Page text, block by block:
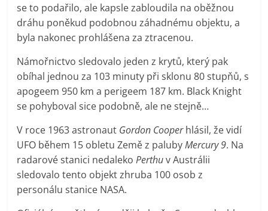
se to podařilo, ale kapsle zabloudila na oběžnou
dráhu poněkud podobnou záhadnému objektu, a
byla nakonec prohlášena za ztracenou.
Námořnictvo sledovalo jeden z krytů, který pak
obíhal jednou za 103 minuty při sklonu 80 stupňů, s
apogeem 950 km a perigeem 187 km. Black Knight
se pohyboval sice podobně, ale ne stejně…
V roce 1963 astronaut Gordon Cooperhlásil, že vidí
UFO během 15 obletu Země z palubyMercury 9. Na
radarové stanici nedalekoPerthuv Austrálii
sledovalo tento objekt zhruba 100 osob z
personálu stanice NASA.